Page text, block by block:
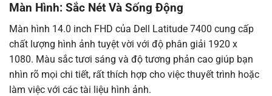
Màn Hình: Sắc Nét Và Sống Động
Màn hình 14.0 inch FHD của Dell Latitude 7400 cung cấp
chất lượng hình ảnh tuyệt vời với độ phân giải 1920 x
1080. Màu sắc tươi sáng và độ tương phản cao giúp bạn
nhìn rõ mọi chi tiết, rất thích hợp cho việc thuyết trình hoặc
làm việc với các tài liệu hình ảnh.